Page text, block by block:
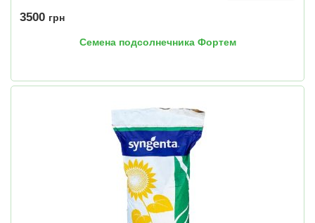
3500 грн
Семена подсолнечника Фортем